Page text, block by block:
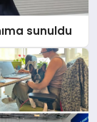
sunuldu